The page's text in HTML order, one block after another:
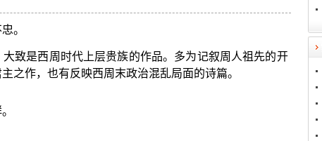
。
致是西周时代上层贵族的作品。多为记叙周人祖先的开
之作，也有反映西周末政治混乱局面的诗篇。